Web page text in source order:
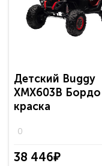
Детский Buggy
ХМХ603В Бордо
краска
0
38 446₽